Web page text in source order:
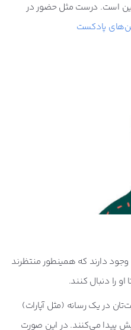
است. درست مثل حضور در
پادکست
دارند که همینطور منتظرند
را دنبال کنند.
در یک رسانه (مثل آپارات)
پیدا می‌کنند. در این صورت